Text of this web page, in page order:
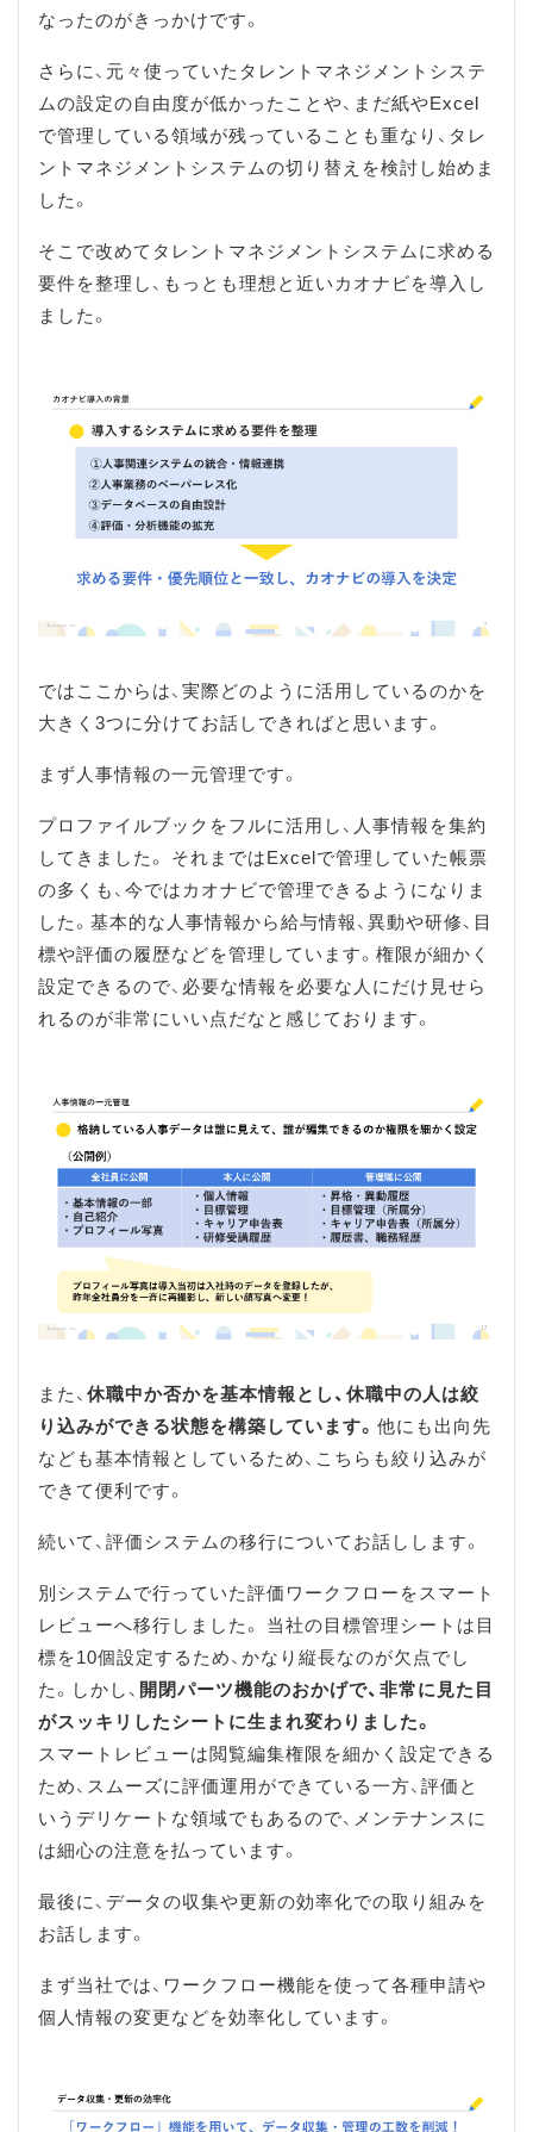
なったのがきっかけです。
さらに、元々使っていたタレントマネジメントシステ
ムの設定の自由度が低かったことや、まだ紙やExcel
で管理している領域が残っていることも重なり、タレ
ントマネジメントシステムの切り替えを検討し始めま
した。
そこで改めてタレントマネジメントシステムに求める
要件を整理し、もっとも理想と近いカオナビを導入し
ました。
ではここからは、実際どのように活用しているのかを
大きく3つに分けてお話しできればと思います。
まず人事情報の一元管理です。
プロファイルブックをフルに活用し、人事情報を集約
してきました。 それまではExcelで管理していた帳票
の多くも、今ではカオナビで管理できるようになりま
した。基本的な人事情報から給与情報、異動や研修、目
標や評価の履歴などを管理しています。権限が細かく
設定できるので、必要な情報を必要な人にだけ見せら
れるのが非常にいい点だなと感じております。
また、休職中か否かを基本情報とし、休職中の人は絞
り込みができる状態を構築しています。 他にも出向先
なども基本情報としているため、こちらも絞り込みが
できて便利です。
続いて、評価システムの移行についてお話しします。
別システムで行っていた評価ワークフローをスマート
レビューへ移行しました。 当社の目標管理シートは目
標を10個設定するため、かなり縦長なのが欠点でし
た。しかし、 開閉パーツ機能のおかげで、非常に見た目
がスッキリしたシートに生まれ変わりました。
スマートレビューは閲覧編集権限を細かく設定できる
ため、スムーズに評価運用ができている一方、評価と
いうデリケートな領域でもあるので、メンテナンスに
は細心の注意を払っています。
最後に、データの収集や更新の効率化での取り組みを
お話します。
まず当社では、ワークフロー機能を使って各種申請や
個人情報の変更などを効率化しています。